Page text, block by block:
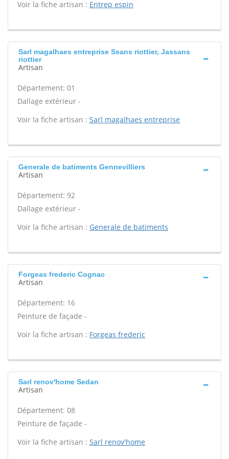
Voir la fiche artisan : Entrep espin
Sarl magalhaes entreprise Ssans riottier, Jassans
riottier
Artisan
Département: 01
Dallage extérieur -
Voir la fiche artisan : Sarl magalhaes entreprise
Generale de batiments Gennevilliers
Artisan
Département: 92
Dallage extérieur -
Voir la fiche artisan : Generale de batiments
Forgeas frederic Cognac
Artisan
Département: 16
Peinture de façade -
Voir la fiche artisan : Forgeas frederic
Sarl renov'home Sedan
Artisan
Département: 08
Peinture de façade -
Voir la fiche artisan : Sarl renov'home